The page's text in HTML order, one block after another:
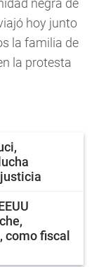
negra de
hoy junto
la familia de
la protesta
como fiscal